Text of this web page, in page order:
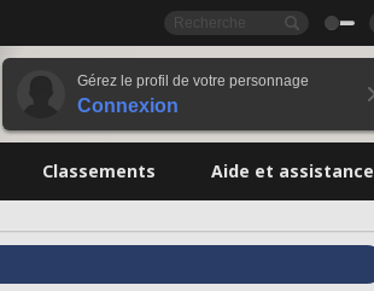
Gérez le profil de votre personnage
Connexion
Classements Aide et assistance